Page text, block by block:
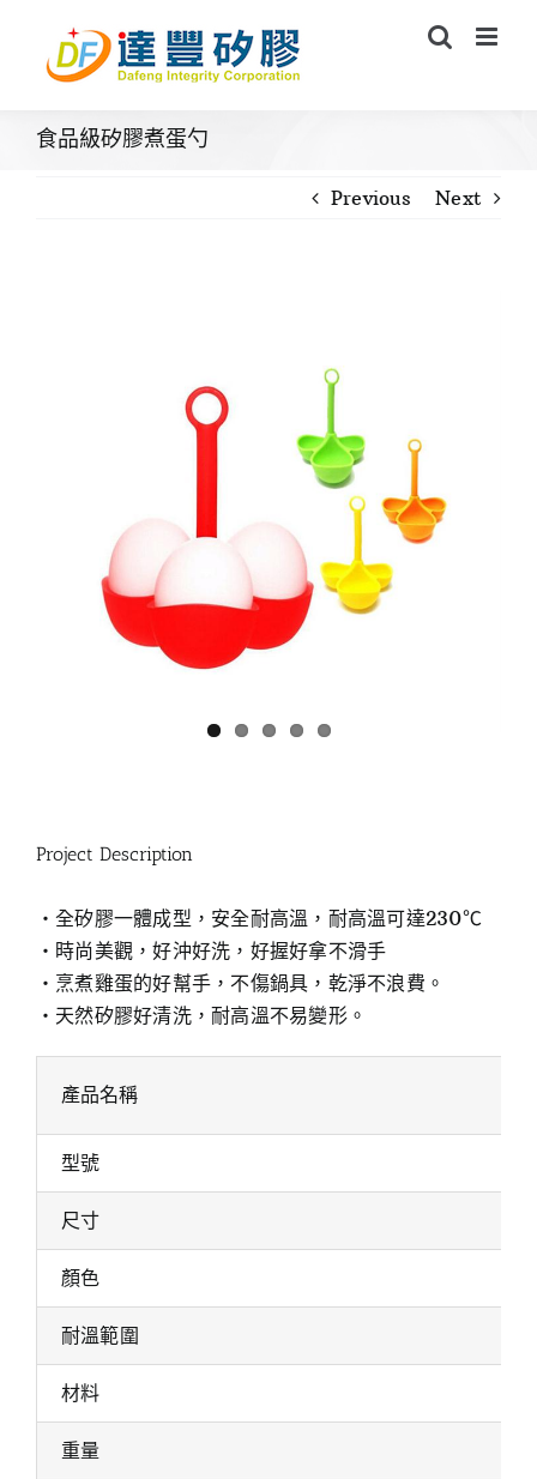
content
食品級矽膠煮蛋勺
Previous Next
Project Description
‧全矽膠一體成型，安全耐高溫，耐高溫可達230℃
‧時尚美觀，好沖好洗，好握好拿不滑手
‧烹煮雞蛋的好幫手，不傷鍋具，乾淨不浪費。
‧天然矽膠好清洗，耐高溫不易變形。
產品名稱
型號
尺寸
顏色
耐溫範圍
材料
重量